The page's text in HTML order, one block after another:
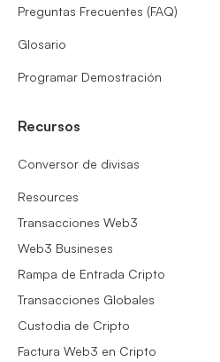
Preguntas Frecuentes (FAQ)
Glosario
Programar Demostración
Recursos
Conversor de divisas
Resources
Transacciones Web3
Web3 Busineses
Rampa de Entrada Cripto
Transacciones Globales
Custodia de Cripto
Factura Web3 en Cripto